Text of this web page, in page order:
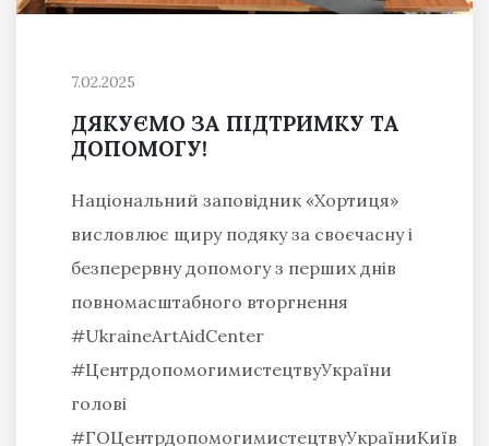
7.02.2025
ДЯКУЄМО ЗА ПІДТРИМКУ ТА
ДОПОМОГУ!
Національний заповідник «Хортиця»
висловлює щиру подяку за своєчасну і
безперервну допомогу з перших днів
повномасштабного вторгнення
#UkraineArtAidCenter
#ЦентрдопомогимистецтвуУкраїни
голові
#ГОЦентрдопомогимистецтвуУкраїниКиїв